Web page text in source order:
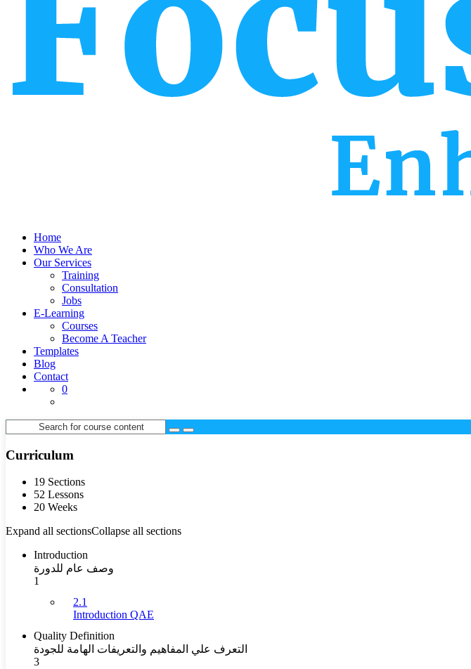
Home
Who We Are
Our Services
Training
Consultation
Jobs
E-Learning
Courses
Become A Teacher
Templates
Blog
Contact
0
Curriculum
19 Sections
52 Lessons
20 Weeks
Expand all sectionsCollapse all sections
Introduction
وصف عام للدورة
1
2.1
Introduction QAE
Quality Definition
التعرف علي المفاهيم والتعريفات الهامة للجودة
3